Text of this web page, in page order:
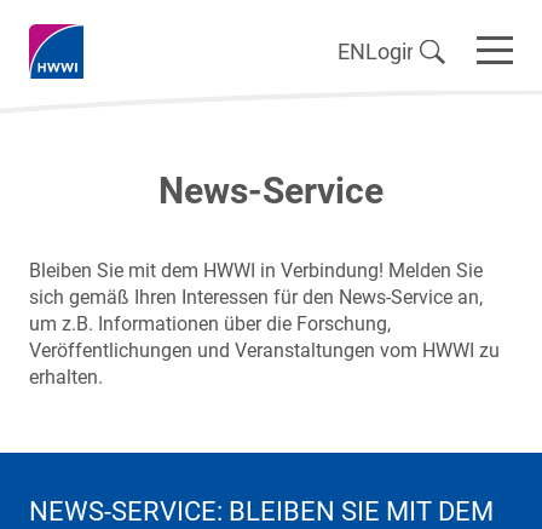
ENLogin
News-Service
Bleiben Sie mit dem HWWI in Verbindung! Melden Sie
sich gemäß Ihren Interessen für den News-Service an,
um z.B. Informationen über die Forschung,
Veröffentlichungen und Veranstaltungen vom HWWI zu
erhalten.
NEWS-SERVICE: BLEIBEN SIE MIT DEM